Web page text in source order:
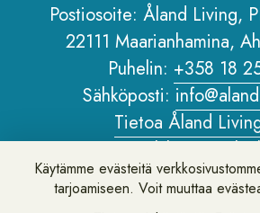
Postiosoite: Åland Living,
22111 Maarianhamina,
Puhelin: +358 18
Sähköposti:
Tietoa Åland
Tietoa
Käytämme evästeitä
tarjoamiseen. Voit muuttaa